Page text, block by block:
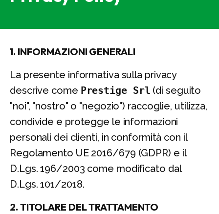
1. INFORMAZIONI GENERALI
La presente informativa sulla privacy
descrive come Prestige Srl (di seguito
"noi", "nostro" o "negozio") raccoglie, utilizza,
condivide e protegge le informazioni
personali dei clienti, in conformità con il
Regolamento UE 2016/679 (GDPR) e il
D.Lgs. 196/2003 come modificato dal
D.Lgs. 101/2018.
2. TITOLARE DEL TRATTAMENTO